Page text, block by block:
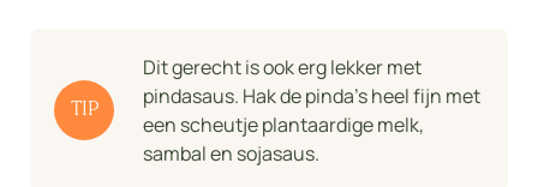
TIP
Dit gerecht is ook erg lekker met
pindasaus. Hak de pinda's heel fijn met
een scheutje plantaardige melk,
sambal en sojasaus.